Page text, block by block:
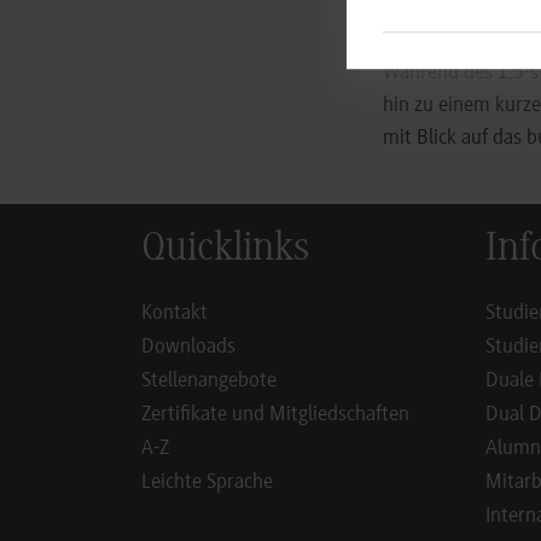
Während des 1,5-
hin zu einem
mit Blick auf das
Quicklinks
Kontakt
Downloads
Stellenangebote
Zertifikate und Mitgliedschaften
A-Z
Leichte Sprache
Duale
Dual